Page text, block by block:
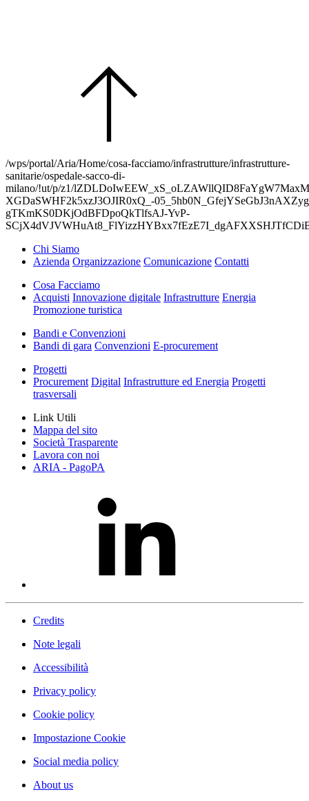
/wps/portal/Aria/Home/cosa-facciamo/infrastrutture/infrastrutture-
sanitarie/ospedale-sacco-di-
milano/!ut/p/z1/
XGDaSWHF2k5xzJ3OJIR0xQ_-
gTKmKS0DKjOdBFDpoQkTlfsAJ-YvP-
Chi Siamo
Azienda Organizzazione Comunicazione Contatti
Cosa Facciamo
Acquisti Innovazione digitale Infrastrutture Energia
Promozione turistica
Bandi e Convenzioni
Bandi di gara Convenzioni E-procurement
Progetti
Procurement Digital Infrastrutture ed Energia Progetti
trasversali
Link Utili
Mappa del sito
Società Trasparente
Lavora con noi
ARIA - PagoPA
Credits
Note legali
Accessibilità
Privacy policy
Cookie policy
Impostazione Cookie
Social media policy
About us